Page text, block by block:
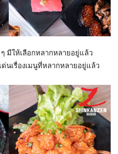
มีให้เลือกหลากหลายอยู่แล้ว
นเรื่องเมนูที่หลากหลายอยู่แล้ว